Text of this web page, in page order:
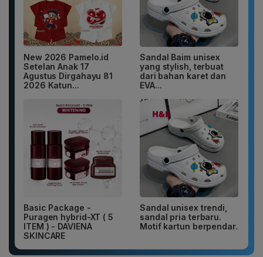
New 2026 Pamelo.id
Setelan Anak 17
Agustus Dirgahayu 81
2026 Katun...
Sandal Baim unisex
yang stylish, terbuat
dari bahan karet dan
EVA...
Basic Package -
Puragen hybrid-XT ( 5
ITEM ) - DAVIENA
SKINCARE
Sandal unisex trendi,
sandal pria terbaru.
Motif kartun berpendar.